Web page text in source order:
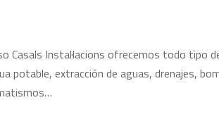
Casals Instal·lacions ofrecemos todo tipo
potable, extracción de aguas, drenajes,